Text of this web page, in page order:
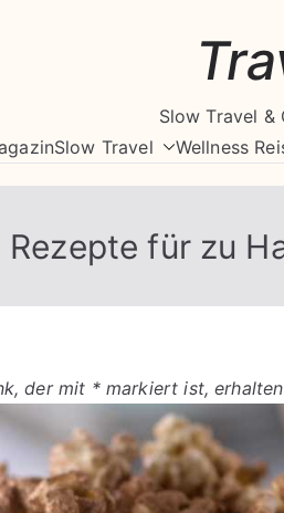
Slow Travel &
Slow Travel Wellness
für zu
der mit * markiert ist,